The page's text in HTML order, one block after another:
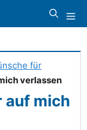
für
verlassen
auf mich